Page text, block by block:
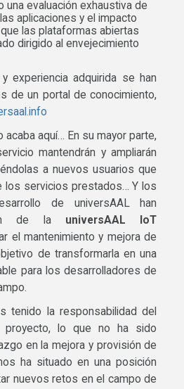
una evaluación exhaustiva de
aplicaciones y el impacto
las plataformas abiertas
dirigido al envejecimiento
experiencia adquirida se han
de un portal de conocimiento,
aquí… En su mayor parte,
mantendrán y ampliarán
a nuevos usuarios que
los servicios prestados… Y los
de universAAL han
de la universAAL IoT
el mantenimiento y mejora de
de transformarla en una
para los desarrolladores de
tenido la responsabilidad del
proyecto, lo que no ha sido
en la mejora y provisión de
ha situado en una posición
nuevos retos en el campo de